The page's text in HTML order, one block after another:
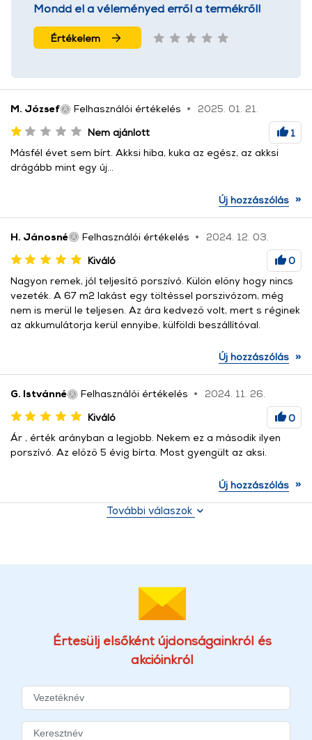
Mondd el a véleményed erről a termékről!
Értékelem
M. József Felhasználói értékelés
2025. 01. 21.
Nem ajánlott
1
Másfél évet sem bírt. Akksi hiba, kuka az egész, az akksi
drágább mint egy új...
Új hozzászólás »
H. Jánosné Felhasználói értékelés
2024. 12. 03.
Kiváló
0
Nagyon remek, jól teljesítő porszívó. Külön előny hogy nincs
vezeték. A 67 m2 lakást egy töltéssel porszivózom, még
nem is merül le teljesen. Az ára kedvező volt, mert s réginek
az akkumulátorja kerül ennyibe, külföldi beszállítóval.
Új hozzászólás »
G. Istvánné Felhasználói értékelés
2024. 11. 26.
Kiváló
0
Ár , érték arányban a legjobb. Nekem ez a második ilyen
porszívó. Az előző 5 évig bírta. Most gyengült az aksi.
Új hozzászólás »
További válaszok
Értesülj elsőként újdonságainkról és
akcióinkról